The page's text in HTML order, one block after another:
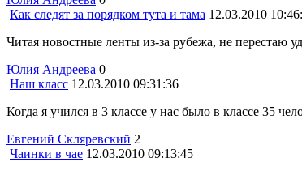
Как следят за порядком тута и тама 12.03.2010
Читая новостные ленты из-за рубежа, не перестаю
Юлия Андреева 0
Наш класс 12.03.2010 09:31:36
Когда я учился в 3 классе у нас было в классе 35
Евгений Скляревский 2
Чаинки в чае 12.03.2010 09:13:45